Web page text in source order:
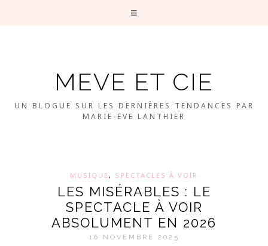
MEVE ET CIE
UN BLOGUE SUR LES DERNIÈRES TENDANCES PAR
MARIE-EVE LANTHIER
MUSIQUE, SPECTACLES À VOIR
LES MISÉRABLES : LE
SPECTACLE À VOIR
ABSOLUMENT EN 2026
16 NOVEMBRE 2025